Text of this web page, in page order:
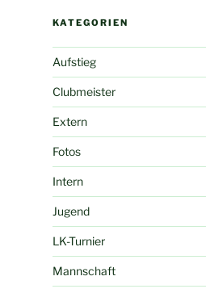
KATEGORIEN
Aufstieg
Clubmeister
Extern
Fotos
Intern
Jugend
LK-Turnier
Mannschaft